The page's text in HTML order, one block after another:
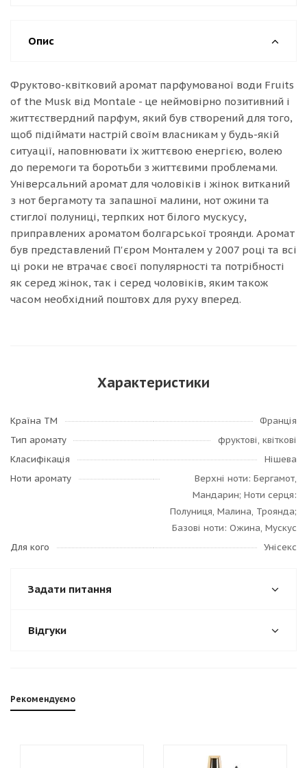
Опис
Фруктово-квітковий аромат парфумованої води Fruits
of the Musk від Montale - це неймовірно позитивний і
життєствердний парфум, який був створений для того,
щоб підіймати настрій своїм власникам у будь-якій
ситуації, наповнювати їх життєвою енергією, волею
до перемоги та боротьби з життєвими проблемами.
Універсальний аромат для чоловіків і жінок витканий
з нот бергамоту та запашної малини, нот ожини та
стиглої полуниці, терпких нот білого мускусу,
приправлених ароматом болгарської троянди. Аромат
був представлений П'єром Монталем у 2007 році та всі
ці роки не втрачає своєї популярності та потрібності
як серед жінок, так і серед чоловіків, яким також
часом необхідний поштовх для руху вперед.
Характеристики
Країна ТМ
Франція
Тип аромату
фруктові, квіткові
Класифікація
Нішева
Ноти аромату
Верхні ноти: Бергамот,
Мандарин; Ноти серця:
Полуниця, Малина, Троянда;
Базові ноти: Ожина, Мускус
Для кого
Унісекс
Задати питання
Відгуки
Рекомендуємо